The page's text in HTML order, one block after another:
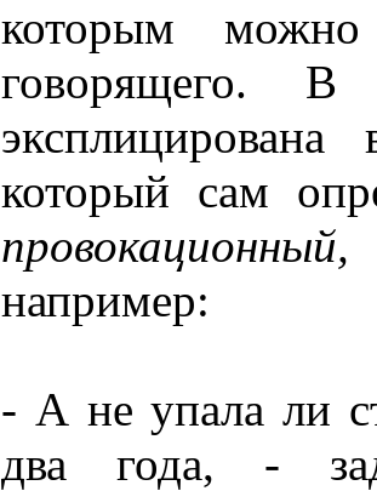
которым
говорящего. В
который сам
например:
- А не упала ли
два года, -